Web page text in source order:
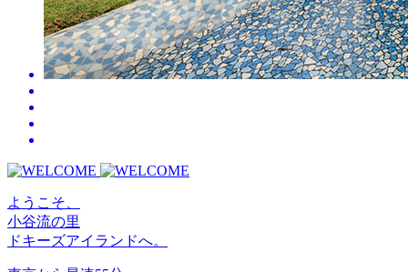
ようこそ、
小谷流の里
ドキーズアイランドへ。